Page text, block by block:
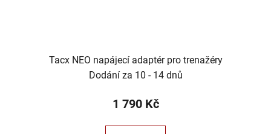
Tacx NEO napájecí adaptér pro trenažéry
Dodání za 10 - 14 dnů
1 790 Kč